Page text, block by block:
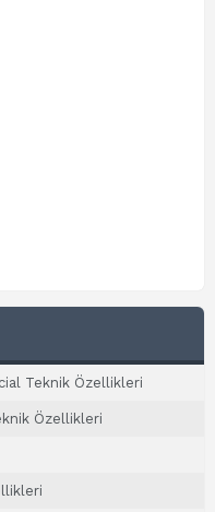
Teknik Özellikleri
Özellikleri